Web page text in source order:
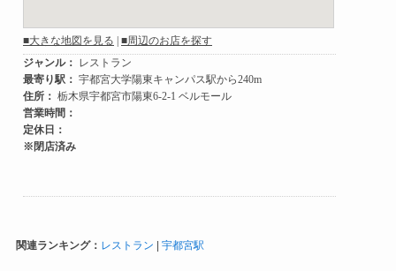
関連ランキング： レストラン | 宇都宮駅